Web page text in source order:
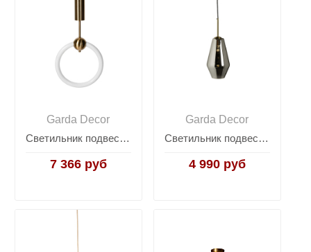
Garda Decor
Светильник подвесной латунь 92EL-80271
7 366 руб
Garda Decor
Светильник подвесной со стеклянным плафоном 92EL-YG02116-1P
4 990 руб